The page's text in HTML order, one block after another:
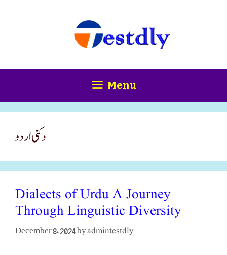
Menu
دکنی اردو
Dialects of Urdu A Journey
Through Linguistic Diversity
December 8, 2024 byadmintestdly